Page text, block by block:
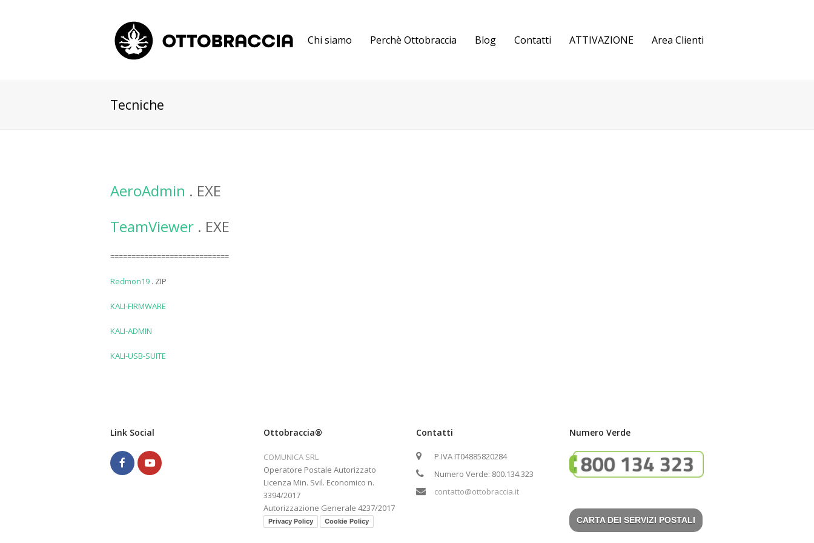
Chi siamo Perchè Ottobraccia Blog Contatti ATTIVAZIONE Area Clienti
Tecniche
AeroAdmin . EXE
TeamViewer . EXE
============================
Redmon19 . ZIP
KALI-FIRMWARE
KALI-ADMIN
KALI-USB-SUITE
Link Social
FacebookYoutube
Ottobraccia®
COMUNICA SRL
Operatore Postale Autorizzato
Licenza Min. Svil. Economico n.
3394/2017
Autorizzazione Generale 4237/2017
Privacy Policy Cookie Policy
Contatti
P.IVA IT04885820284
Numero Verde: 800.134.323
contatto@ottobraccia.it
Numero Verde
CARTA DEI SERVIZI POSTALI